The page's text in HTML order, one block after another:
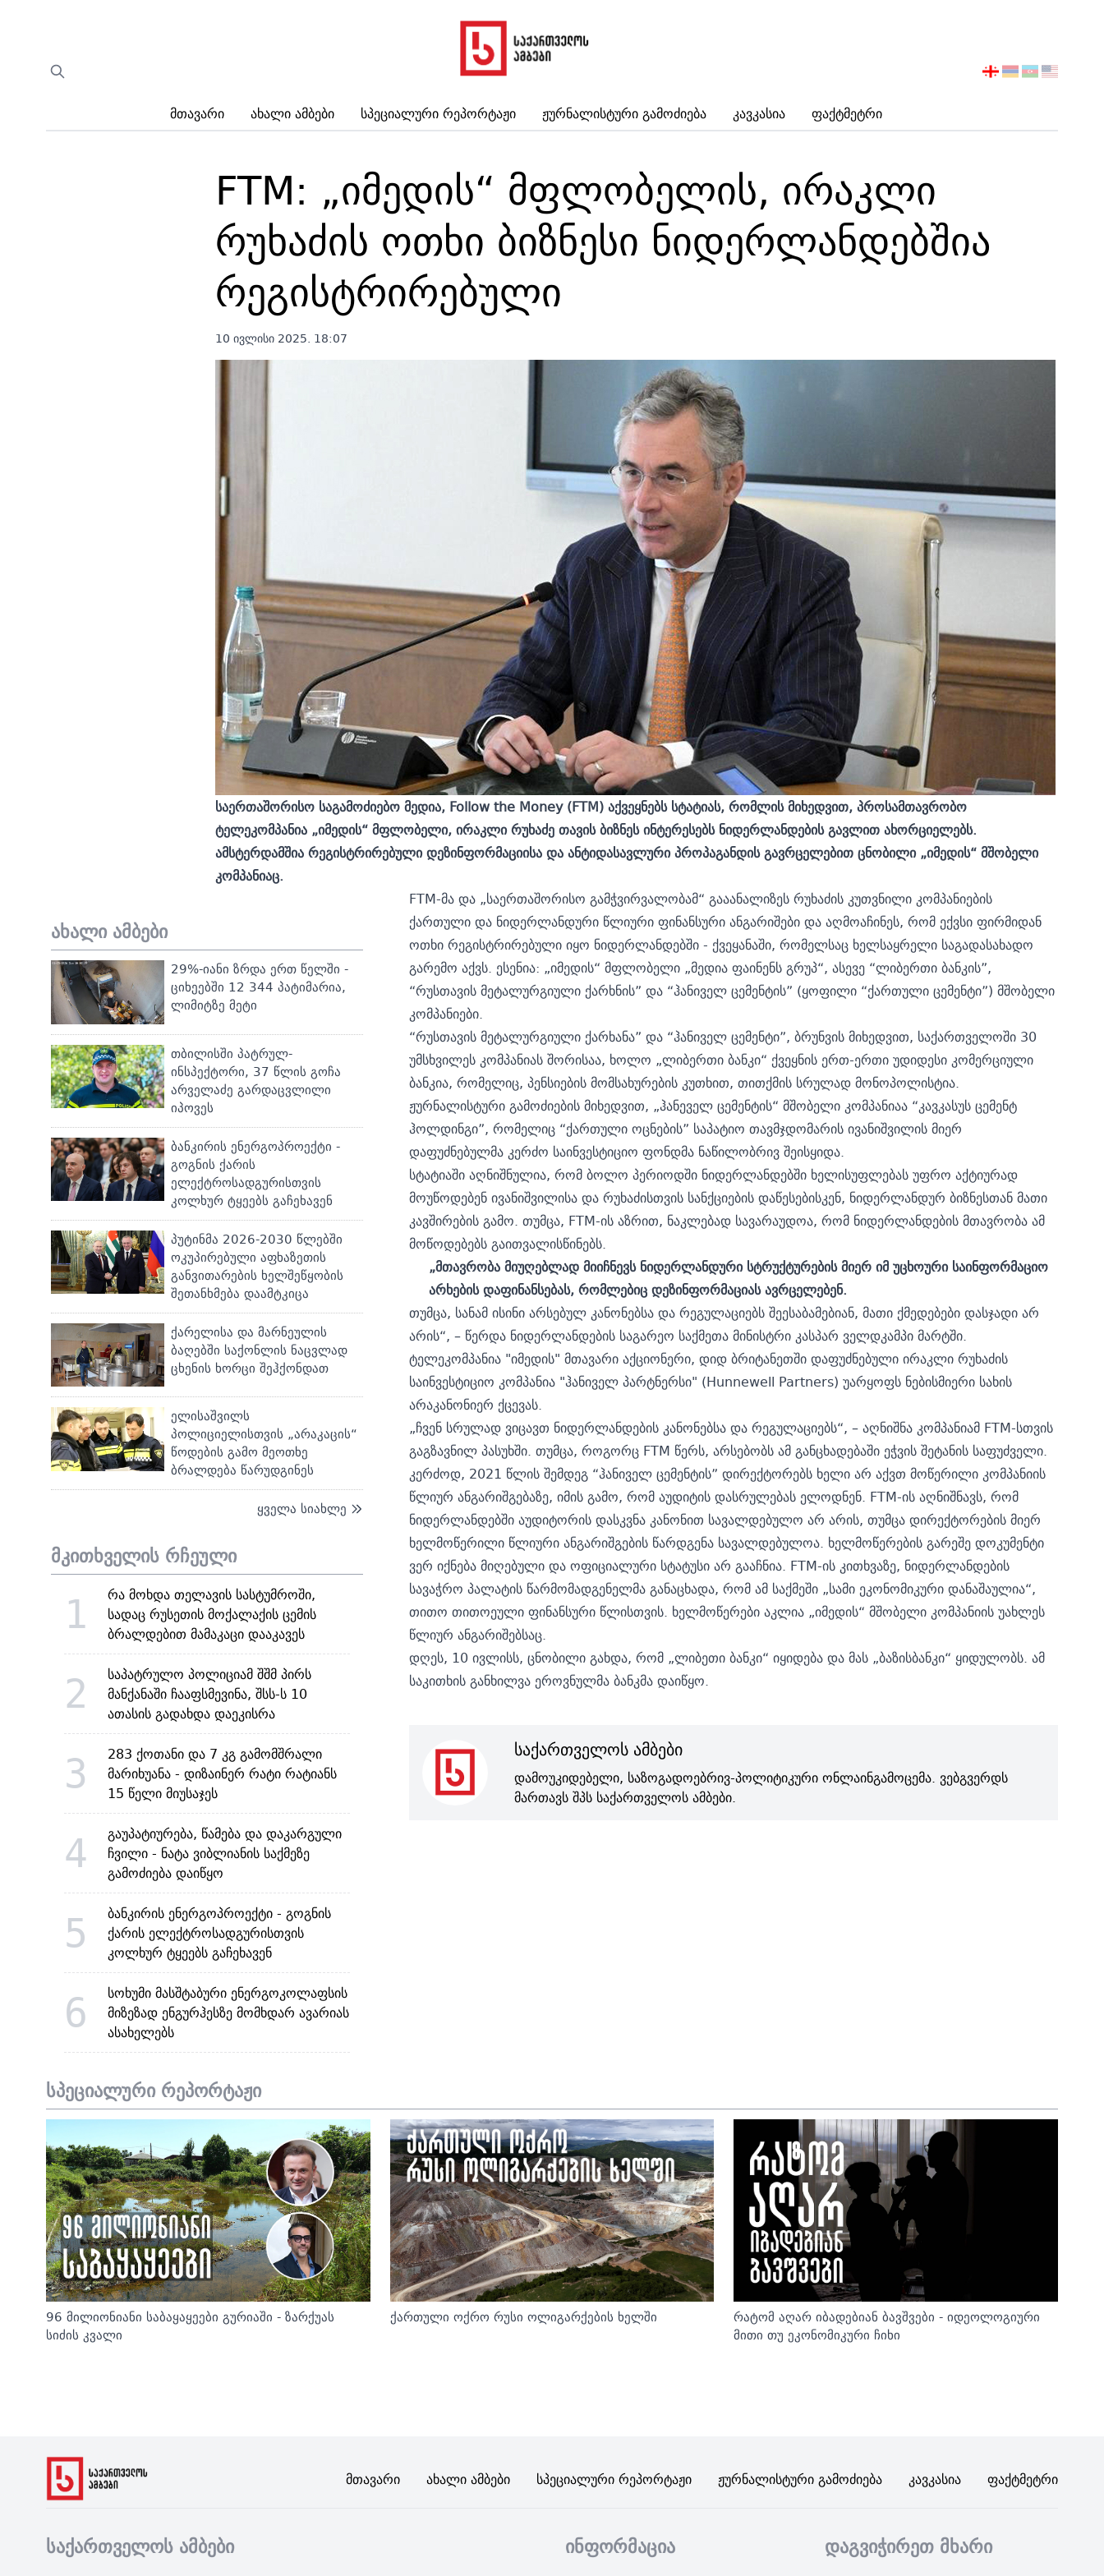
Მთავარი Ახალი Ამბები Სპეციალური Რეპორტაჟი Ჟურნალისტური Გამოძიება Კავკასია Ფაქტმეტრი
აირჩიეთ
FTM: „იმედის“ მფლობელის, ირაკლი
რუხაძის ოთხი ბიზნესი ნიდერლანდებშია
რეგისტრირებული
10 ივლისი 2025. 18:07
საერთაშორისო საგამოძიებო მედია, Follow the Money (FTM) აქვეყნებსსტატიას, რომლის მიხედვით, პროსამთავრობო
ტელეკომპანია „იმედის“ მფლობელი, ირაკლი რუხაძე თავის ბიზნეს ინტერესებს ნიდერლანდების გავლით ახორციელებს.
ამსტერდამშია რეგისტრირებული დეზინფორმაციისა და ანტიდასავლური პროპაგანდის გავრცელებით ცნობილი „იმედის“ მშობელი
კომპანიაც.
ახალი ამბები
29%-იანი ზრდა ერთ წელში -
ციხეებში 12 344 პატიმარია,
ლიმიტზე მეტი
თბილისში პატრულ-
ინსპექტორი, 37 წლის გოჩა
არველაძე გარდაცვლილი
იპოვეს
ბანკირის ენერგოპროექტი -
გოგნის ქარის
ელექტროსადგურისთვის
კოლხურ ტყეებს გაჩეხავენ
პუტინმა 2026-2030 წლებში
ოკუპირებული აფხაზეთის
განვითარების ხელშეწყობის
შეთანხმება დაამტკიცა
ქარელისა და მარნეულის
ბაღებში საქონლის ნაცვლად
ცხენის ხორცი შეჰქონდათ
ელისაშვილს
პოლიციელისთვის „არაკაცის“
წოდების გამო მეოთხე
ბრალდება წარუდგინეს
ყველა სიახლე
მკითხველის რჩეული
1
რა მოხდა თელავის სასტუმროში,
სადაც რუსეთის მოქალაქის ცემის
ბრალდებით მამაკაცი დააკავეს
2
საპატრულო პოლიციამ შშმ პირს
მანქანაში ჩააფსმევინა, შსს-ს 10
ათასის გადახდა დაეკისრა
3
283 ქოთანი და 7 კგ გამომშრალი
მარიხუანა - დიზაინერ რატი რატიანს
15 წელი მიუსაჯეს
4
გაუპატიურება, წამება და დაკარგული
ჩვილი - ნატა ვიბლიანის საქმეზე
გამოძიება დაიწყო
5
ბანკირის ენერგოპროექტი - გოგნის
ქარის ელექტროსადგურისთვის
კოლხურ ტყეებს გაჩეხავენ
6
სოხუმი მასშტაბური ენერგოკოლაფსის
მიზეზად ენგურჰესზე მომხდარ ავარიას
ასახელებს
FTM-მა და „საერთაშორისო გამჭვირვალობამ“ გააანალიზეს რუხაძის კუთვნილი კომპანიების
ქართული და ნიდერლანდური წლიური ფინანსური ანგარიშები და აღმოაჩინეს, რომ ექვსი ფირმიდან
ოთხი რეგისტრირებული იყო ნიდერლანდებში - ქვეყანაში, რომელსაც ხელსაყრელი საგადასახადო
გარემო აქვს. ესენია: „იმედის“ მფლობელი „მედია ფაინენს გრუპ“, ასევე “ლიბერთი ბანკის”,
“რუსთავის მეტალურგიული ქარხნის” და “ჰანიველ ცემენტის” (ყოფილი “ქართული ცემენტი”) მშობელი
კომპანიები.
“რუსთავის მეტალურგიული ქარხანა” და “ჰანიველ ცემენტი”, ბრუნვის მიხედვით, საქართველოში 30
უმსხვილეს კომპანიას შორისაა, ხოლო „ლიბერთი ბანკი“ ქვეყნის ერთ-ერთი უდიდესი კომერციული
ბანკია, რომელიც, პენსიების მომსახურების კუთხით, თითქმის სრულად მონოპოლისტია.
ჟურნალისტური გამოძიების მიხედვით, „ჰანეველ ცემენტის“ მშობელი კომპანიაა “კავკასუს ცემენტ
ჰოლდინგი”, რომელიც “ქართული ოცნების” საპატიო თავმჯდომარის ივანიშვილის მიერ
დაფუძნებულმა კერძო საინვესტიციო ფონდმა ნაწილობრივ შეისყიდა.
სტატიაში აღნიშნულია, რომ ბოლო პერიოდში ნიდერლანდებში ხელისუფლებას უფრო აქტიურად
მოუწოდებენ ივანიშვილისა და რუხაძისთვის სანქციების დაწესებისკენ, ნიდერლანდურ ბიზნესთან მათი
კავშირების გამო. თუმცა, FTM-ის აზრით, ნაკლებად სავარაუდოა, რომ ნიდერლანდების მთავრობა ამ
მოწოდებებს გაითვალისწინებს.
„მთავრობა მიუღებლად მიიჩნევს ნიდერლანდური სტრუქტურების მიერ იმ უცხოური საინფორმაციო
არხების დაფინანსებას, რომლებიც დეზინფორმაციას ავრცელებენ.
თუმცა, სანამ ისინი არსებულ კანონებსა და რეგულაციებს შეესაბამებიან, მათი ქმედებები დასჯადი არ
არის“, – წერდა ნიდერლანდების საგარეო საქმეთა მინისტრი კასპარ ველდკამპი მარტში.
ტელეკომპანია "იმედის" მთავარი აქციონერი, დიდ ბრიტანეთში დაფუძნებული ირაკლი რუხაძის
საინვესტიციო კომპანია "ჰანიველ პარტნერსი" (Hunnewell Partners) უარყოფს ნებისმიერი სახის
არაკანონიერ ქცევას.
„ჩვენ სრულად ვიცავთ ნიდერლანდების კანონებსა და რეგულაციებს“, – აღნიშნა კომპანიამ FTM-სთვის
გაგზავნილ პასუხში. თუმცა, როგორც FTM წერს, არსებობს ამ განცხადებაში ეჭვის შეტანის საფუძველი.
კერძოდ, 2021 წლის შემდეგ “ჰანიველ ცემენტის” დირექტორებს ხელი არ აქვთ მოწერილი კომპანიის
წლიურ ანგარიშგებაზე, იმის გამო, რომ აუდიტის დასრულებას ელოდნენ. FTM-ის აღნიშნავს, რომ
ნიდერლანდებში აუდიტორის დასკვნა კანონით სავალდებულო არ არის, თუმცა დირექტორების მიერ
ხელმოწერილი წლიური ანგარიშგების წარდგენა სავალდებულოა. ხელმოწერების გარეშე დოკუმენტი
ვერ იქნება მიღებული და ოფიციალური სტატუსი არ გააჩნია. FTM-ის კითხვაზე, ნიდერლანდების
სავაჭრო პალატის წარმომადგენელმა განაცხადა, რომ ამ საქმეში „სამი ეკონომიკური დანაშაულია“,
თითო თითოეული ფინანსური წლისთვის. ხელმოწერები აკლია „იმედის“ მშობელი კომპანიის უახლეს
წლიურ ანგარიშებსაც.
დღეს, 10 ივლისს, ცნობილი გახდა, რომ „ლიბეთი ბანკი“ იყიდებადა მას „ბაზისბანკი“ ყიდულობს. ამ
საკითხის განხილვა ეროვნულმა ბანკმა დაიწყო.
საქართველოს ამბები
დამოუკიდებელი, საზოგადოებრივ-პოლიტიკური ონლაინგამოცემა. ვებგვერდს
მართავს შპს საქართველოს ამბები.
სპეციალური რეპორტაჟი
96 მილიონიანი საბაყაყეები გურიაში - ზარქუას
სიძის კვალი
ქართული ოქრო რუსი ოლიგარქების ხელში
რატომ აღარ იბადებიან ბავშვები - იდეოლოგიური
მითი თუ ეკონომიკური ჩიხი
Მთავარი Ახალი Ამბები Სპეციალური Რეპორტაჟი Ჟურნალისტური Გამოძიება Კავკასია Ფაქტმეტრი
საქართველოს ამბები ინფორმაცია დაგვიჭირეთ მხარი